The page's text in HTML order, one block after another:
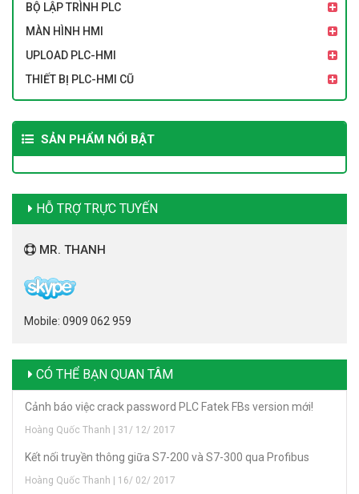
BỘ LẬP TRÌNH PLC
MÀN HÌNH HMI
UPLOAD PLC-HMI
THIẾT BỊ PLC-HMI CŨ
SẢN PHẨM NỔI BẬT
HỖ TRỢ TRỰC TUYẾN
MR. THANH
Mobile: 0909 062 959
CÓ THỂ BẠN QUAN TÂM
Cảnh báo việc crack password PLC Fatek FBs version mới!
Hoàng Quốc Thanh | 31/ 12/ 2017
Kết nối truyền thông giữa S7-200 và S7-300 qua Profibus
Hoàng Quốc Thanh | 16/ 02/ 2017